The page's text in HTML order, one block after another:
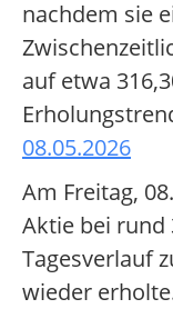
nachdem sie
auf etwa
08.05.2026
Am Freitag,
Aktie bei rund
Tagesverlauf
wieder